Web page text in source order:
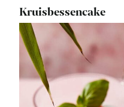
Kruisbessencake